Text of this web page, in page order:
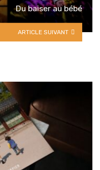
Du baiser au bébé
ARTICLE SUIVANT